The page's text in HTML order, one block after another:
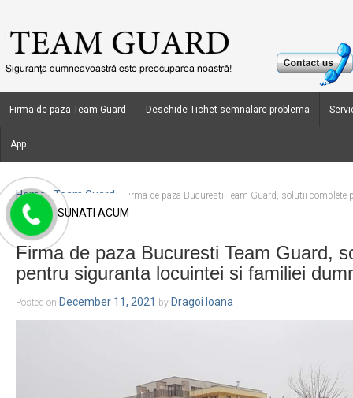
Firma de paza Team Guard Deschide Tichet semnalare problema
App
Home › Team Guard
Firma de paza Bucuresti Team Guard, solutii
dumneavoastra.
Firma de paza Bucuresti Team Guard,
pentru siguranta locuintei si familiei
Posted on December 11, 2021 by Dragoi Ioana
SUNATI ACUM